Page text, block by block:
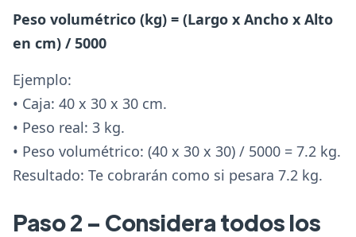
Peso volumétrico (kg) = (Largo x Ancho x Alto
en cm) / 5000
Ejemplo:
• Caja: 40 x 30 x 30 cm.
• Peso real: 3 kg.
• Peso volumétrico: (40 x 30 x 30) / 5000 = 7.2 kg.
Resultado: Te cobrarán como si pesara 7.2 kg.
Paso 2 – Considera todos los